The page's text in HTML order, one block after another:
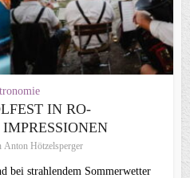
IN RO-
Anton Hötzelsperger
bei strahlendem Sommerwetter